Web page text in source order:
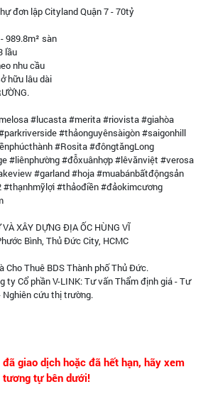
đơn lập Cityland Quận 7 - 70tỷ
989.8m² sàn
lầu
nhu cầu
hữu lâu dài
#lucasta #merita #riovista #giahòa
#thảonguyênsàigòn #saigonhill
#Rosita #đôngtăngLong
#liênphường #đỗxuânhợp #lêvănviệt #verosa
#garland #hoja #muabánbấtđộngsản
#thạnhmỹlợi #thảođiền #đảokimcương
XÂY DỰNG ĐỊA ỐC HÙNG VĨ
Bình, Thủ Đức City, HCMC
Cho Thuê BDS Thành phố Thủ Đức.
ty Cổ phần V-LINK: Tư vấn Thẩm định giá - Tư
Nghiên cứu thị trường.
giao dịch hoặc đã hết hạn, hãy xem
tự bên dưới!